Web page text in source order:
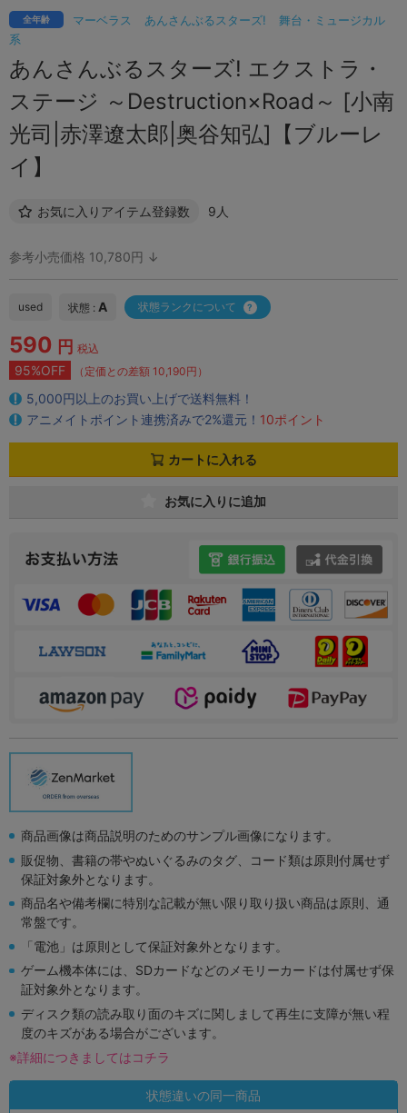
マーベラス あんさんぶるスターズ!
舞台・ミュージカル
系
全年齢
あんさんぶるスターズ! エクストラ・
ステージ ～Destruction×Road～ [小南
光司|赤澤遼太郎|奥谷知弘]【ブルーレ
イ】
お気に入りアイテム登録数 9人
参考小売価格 10,780円 ↓
used 状態 : A 状態ランクについて
590 円 税込
95%OFF （定価との差額 10,190円）
5,000円以上のお買い上げで送料無料！
アニメイトポイント連携済みで2%還元！ 10ポイント
カートに入れる
お気に入りに追加
商品画像は商品説明のためのサンプル画像になります。
販促物、書籍の帯やぬいぐるみのタグ、コード類は原則付属せず
保証対象外となります。
商品名や備考欄に特別な記載が無い限り取り扱い商品は原則、通
常盤です。
「電池」は原則として保証対象外となります。
ゲーム機本体には、SDカードなどのメモリーカードは付属せず保
証対象外となります。
ディスク類の読み取り面のキズに関しまして再生に支障が無い程
度のキズがある場合がございます。
※詳細につきましてはコチラ
状態違いの同一商品